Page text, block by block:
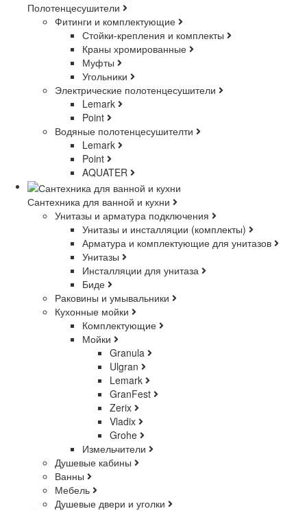
Полотенцесушители
Фитинги и комплектующие
Стойки-крепления и комплекты
Краны хромированные
Муфты
Угольники
Электрические полотенцесушители
Lemark
Point
Водяные полотенцесушителти
Lemark
Point
AQUATER
Сантехника для ванной и кухни
Унитазы и арматура подключения
Унитазы и инсталляции (комплекты)
Арматура и комплектующие для унитазов
Унитазы
Инсталляции для унитаза
Биде
Раковины и умывальники
Кухонные мойки
Комплектующие
Мойки
Granula
Ulgran
Lemark
GranFest
Zerix
Vladix
Grohe
Измельчители
Душевые кабины
Ванны
Мебель
Душевые двери и уголки